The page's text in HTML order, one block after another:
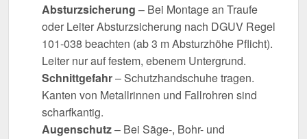
Absturzsicherung – Bei Montage an Traufe
oder Leiter Absturzsicherung nach DGUV Regel
101-038 beachten (ab 3 m Absturzhöhe Pflicht).
Leiter nur auf festem, ebenem Untergrund.
Schnittgefahr– Schutzhandschuhe tragen.
Kanten von Metallrinnen und Fallrohren sind
scharfkantig.
Augenschutz– Bei Säge-, Bohr- und